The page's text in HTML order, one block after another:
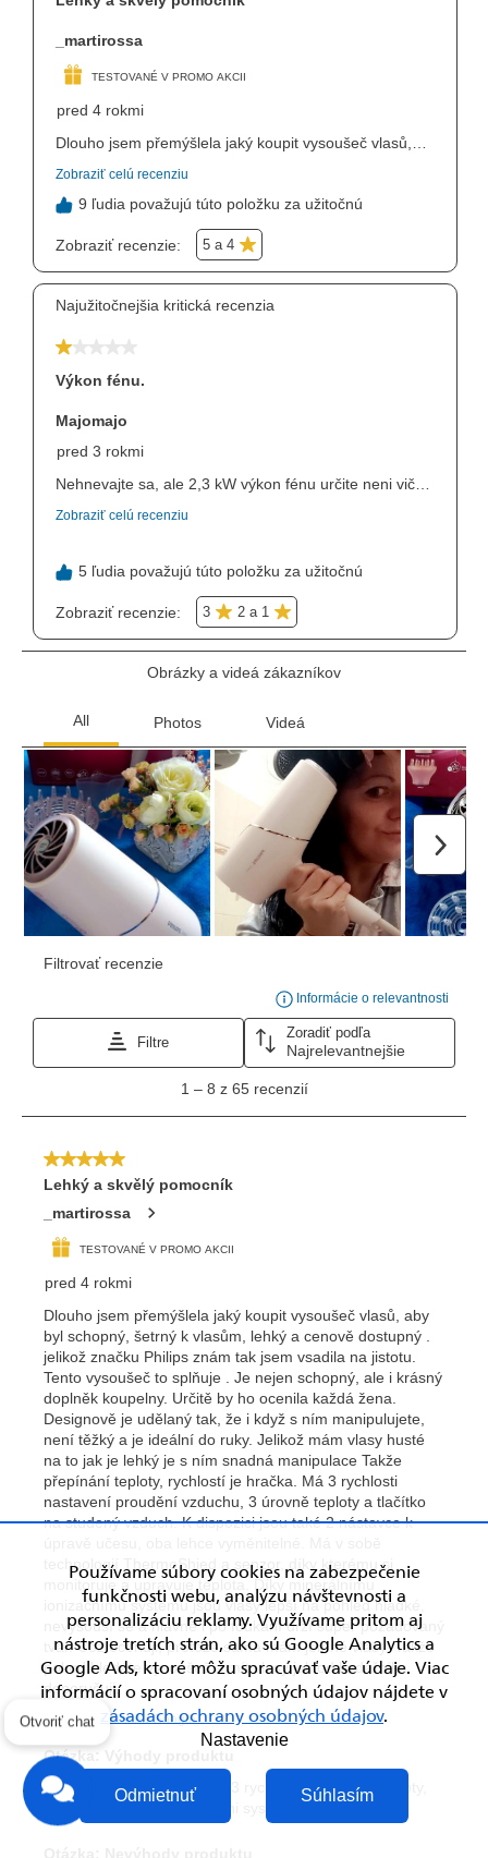
Používame súbory cookies na zabezpečenie
funkčnosti webu, analýzu návštevnosti a
personalizáciu reklamy. Využívame pritom aj
nástroje tretích strán, ako sú Google Analytics a
Google Ads, ktoré môžu spracúvať vaše údaje. Viac
informácií o spracovaní osobných údajov nájdete v
zásadách ochrany osobných údajov.
Nastavenie
Odmietnuť Súhlasím